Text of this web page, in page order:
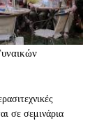
σε σεμινάρια